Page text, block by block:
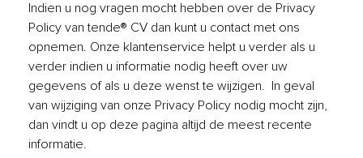
Indien u nog vragen mocht hebben over de Privacy
Policy van tende® CV dan kunt u contact met ons
opnemen. Onze klantenservice helpt u verder als u
verder indien u informatie nodig heeft over uw
gegevens of als u deze wenst te wijzigen. In geval
van wijziging van onze Privacy Policy nodig mocht zijn,
dan vindt u op deze pagina altijd de meest recente
informatie.